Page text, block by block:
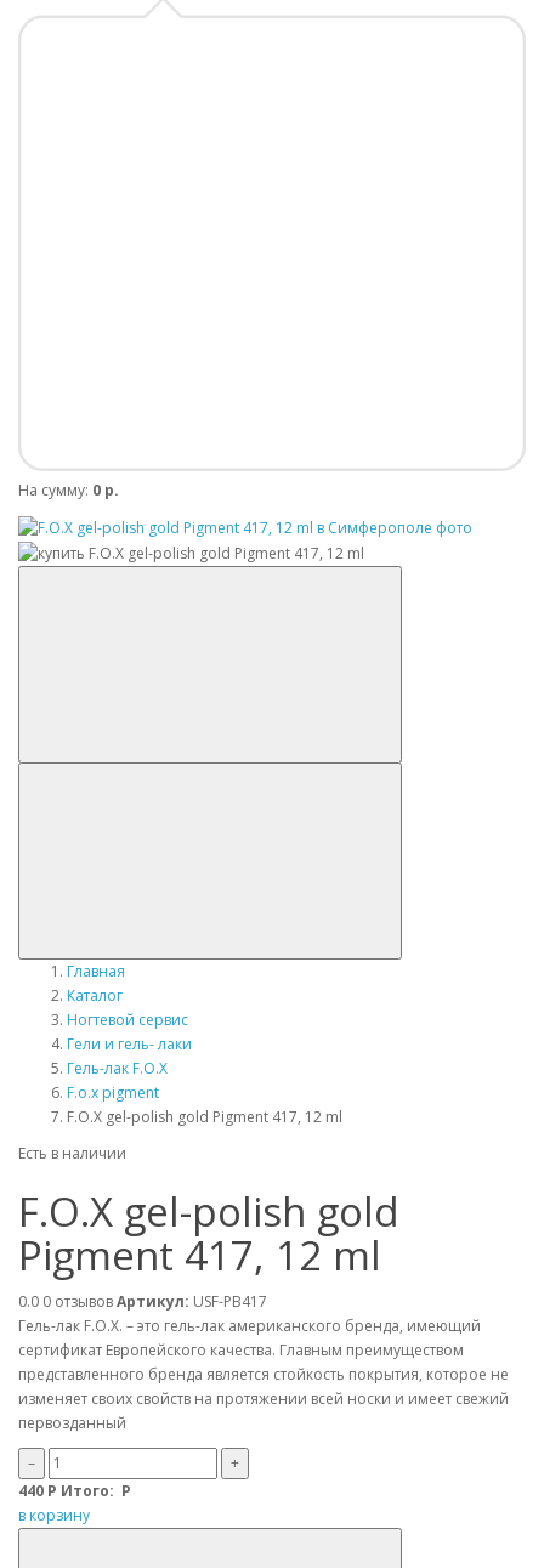
На сумму: 0 р.
Главная
Каталог
Ногтевой сервис
Гели и гель- лаки
Гель-лак F.O.X
F.o.x pigment
F.O.X gel-polish gold Pigment 417, 12 ml
Есть в наличии
F.O.X gel-polish gold
Pigment 417, 12 ml
0.0 0 отзывовАртикул: USF-PB417
Гель-лак F.O.X. – это гель-лак американского бренда, имеющий
сертификат Европейского качества. Главным преимуществом
представленного бренда является стойкость покрытия, которое не
изменяет своих свойств на протяжении всей носки и имеет свежий
первозданный
–
+
440 Р Итого: Р
в корзину